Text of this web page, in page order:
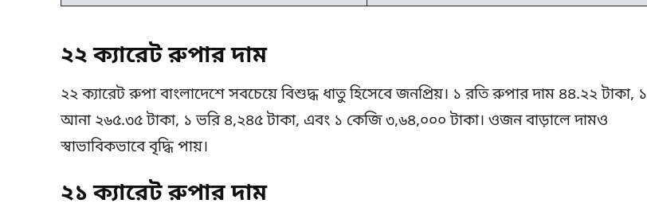
২২ ক্যারেট রুপার দাম
২২ ক্যারেট রুপা বাংলাদেশে সবচেয়ে বিশুদ্ধ ধাতু হিসেবে জনপ্রিয়। ১ রতি রুপার দাম ৪৪.২২ টাকা, ১
আনা ২৬৫.৩৫ টাকা, ১ ভরি ৪,২৪৫ টাকা, এবং ১ কেজি ৩,৬৪,০০০ টাকা। ওজন বাড়ালে দামও
স্বাভাবিকভাবে বৃদ্ধি পায়।
২১ ক্যারেট রুপার দাম